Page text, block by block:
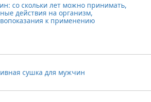
со скольки лет можно принимать,
действия на организм,
к применению
сушка для мужчин